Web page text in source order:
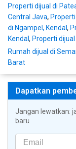
Properti dijual di
Central Java,
di Ngampel, Kendal,
Kendal, Properti
Rumah dijual di
Barat
Dapatkan
Jangan lewatkan:
baru